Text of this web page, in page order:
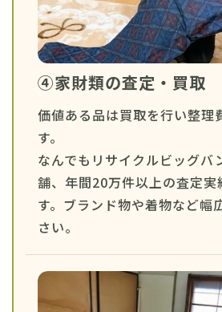
④家財類の査定・買取
価値ある品は買取を行い整理
す。
なんでもリサイクルビッグバ
舗、年間20万件以上の査定実
す。ブランド物や着物など幅
さい。